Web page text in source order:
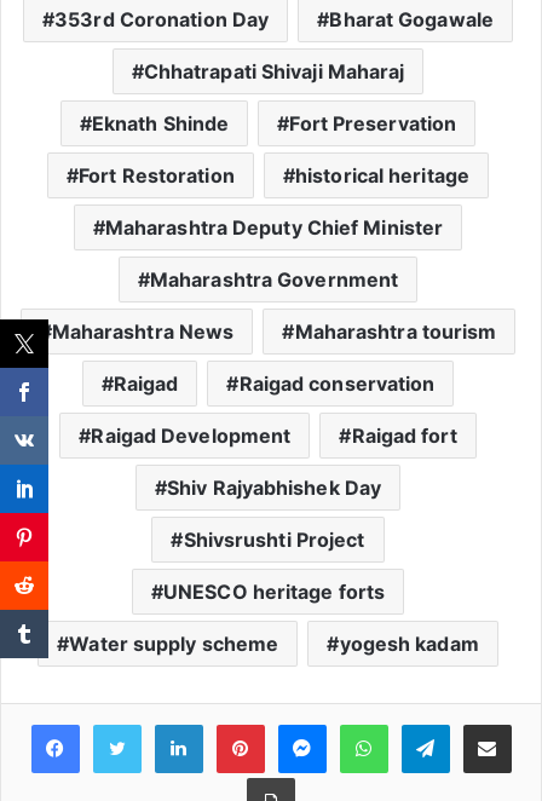
353rd Coronation Day Bharat Gogawale
Chhatrapati Shivaji Maharaj
Eknath Shinde Fort Preservation
Fort Restoration historical heritage
Maharashtra Deputy Chief Minister
Maharashtra Government
Maharashtra News Maharashtra tourism
Raigad Raigad conservation
Raigad Development Raigad fort
Shiv Rajyabhishek Day
Shivsrushti Project
UNESCO heritage forts
Water supply scheme yogesh kadam
Facebook
TwitterLinkedInPinterestMessenger
WhatsApp
Print